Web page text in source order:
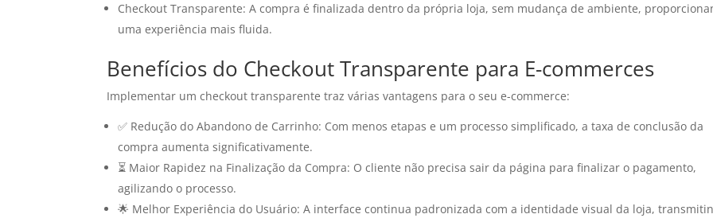
Checkout Transparente: A compra é finalizada dentro da própria loja, sem mudança de ambiente,
uma experiência mais fluida.
Benefícios do Checkout Transparente para E-commerces
Implementar um checkout transparente traz várias vantagens para o seu e-commerce:
✅ Redução do Abandono de Carrinho: Com menos etapas e um processo simplificado, a taxa de conclusão da
compra aumenta significativamente.
⏳ Maior Rapidez na Finalização da Compra: O cliente não precisa sair da página para finalizar o pagamento,
agilizando o processo.
🌟 Melhor Experiência do Usuário: A interface continua padronizada com a identidade visual da loja,